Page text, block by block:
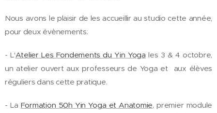
Nous avons le plaisir de les accueillir au studio cette année,
pour deux évènements:
- L'Atelier Les Fondements du Yin Yoga les 3 & 4 octobre,
un atelier ouvert aux professeurs de Yoga et aux élèves
réguliers dans cette pratique.
- La Formation 50h Yin Yoga et Anatomie, premier module